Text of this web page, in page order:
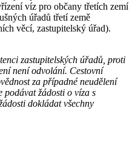
víz pro občany třetích zemí
úřadů třetí země
věcí, zastupitelský úřad).
zastupitelských úřadů, proti
není odvolání. Cestovní
za případné neudělení
žádosti o víza s
dokládat všechny